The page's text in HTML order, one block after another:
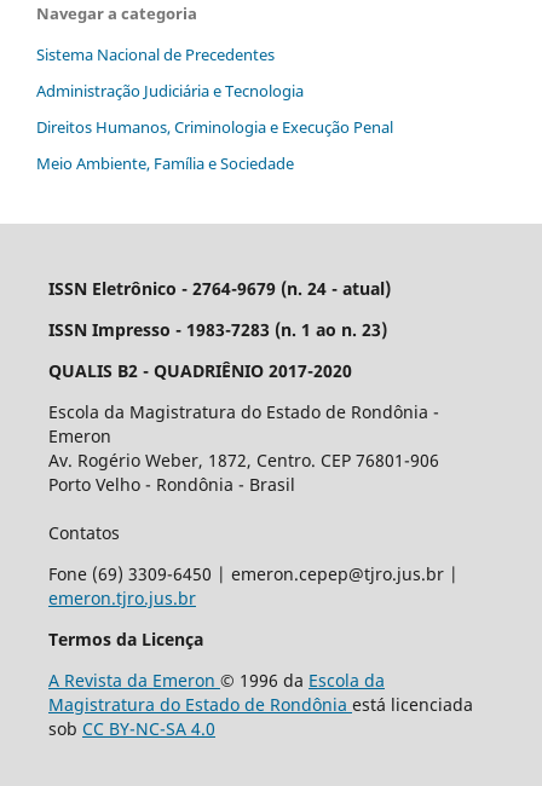
Navegar a categoria
Sistema Nacional de Precedentes
Administração Judiciária e Tecnologia
Direitos Humanos, Criminologia e Execução Penal
Meio Ambiente, Família e Sociedade
ISSN Eletrônico - 2764-9679 (n. 24 - atual)
ISSN Impresso - 1983-7283 (n. 1 ao n. 23)
QUALIS B2 - QUADRIÊNIO 2017-2020
Escola da Magistratura do Estado de Rondônia -
Emeron
Av. Rogério Weber, 1872, Centro. CEP 76801-906
Porto Velho - Rondônia - Brasil
Contatos
Fone (69) 3309-6450 | emeron.cepep@tjro.jus.br |
emeron.tjro.jus.br
Termos da Licença
A Revista da Emeron © 1996 da Escola da
Magistratura do Estado de Rondônia está licenciada
sob CC BY-NC-SA 4.0